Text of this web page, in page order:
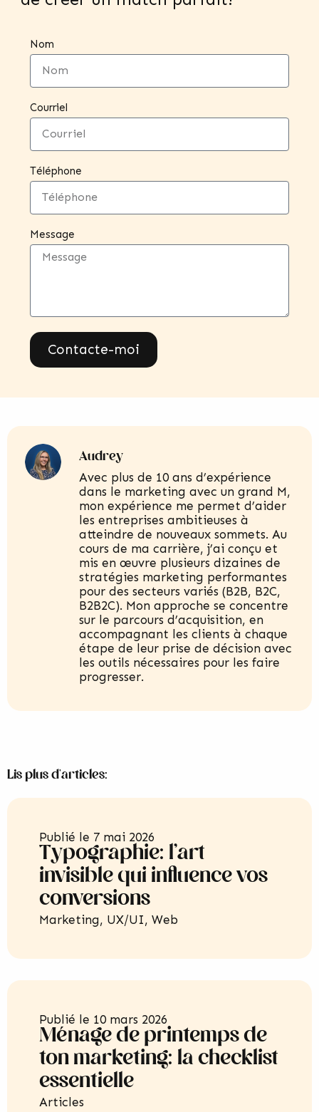
Nom
Courriel
Téléphone
Message
Contacte-moi
Audrey
Avec plus de 10 ans d’expérience
dans le marketing avec un grand M,
mon expérience me permet d’aider
les entreprises ambitieuses à
atteindre de nouveaux sommets. Au
cours de ma carrière, j’ai conçu et
mis en œuvre plusieurs dizaines de
stratégies marketing performantes
pour des secteurs variés (B2B, B2C,
B2B2C). Mon approche se concentre
sur le parcours d’acquisition, en
accompagnant les clients à chaque
étape de leur prise de décision avec
les outils nécessaires pour les faire
progresser.
Lis plus d'articles:
Publié le 7 mai 2026
Typographie: l’art
invisible qui influence vos
conversions
Marketing, UX/UI, Web
Publié le 10 mars 2026
Ménage de printemps de
ton marketing: la checklist
essentielle
Articles